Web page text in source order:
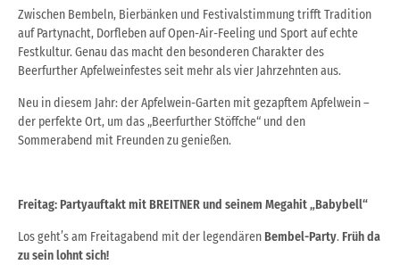
Zwischen Bembeln, Bierbänken und Festivalstimmung trifft Tradition
auf Partynacht, Dorfleben auf Open-Air-Feeling und Sport auf echte
Festkultur. Genau das macht den besonderen Charakter des
Beerfurther Apfelweinfestes seit mehr als vier Jahrzehnten aus.
Neu in diesem Jahr: der Apfelwein-Garten mit gezapftem Apfelwein –
der perfekte Ort, um das „Beerfurther Stöffche“ und den
Sommerabend mit Freunden zu genießen.
Freitag: Partyauftakt mit BREITNER und seinem Megahit „Babybell“
Los geht’s am Freitagabend mit der legendären Bembel-Party. Früh da
zu sein lohnt sich!